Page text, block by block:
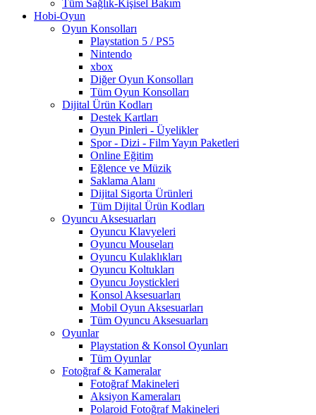
Tüm Sağlık-Kişisel Bakım
Hobi-Oyun
Oyun Konsolları
Playstation 5 / PS5
Nintendo
xbox
Diğer Oyun Konsolları
Tüm Oyun Konsolları
Dijital Ürün Kodları
Destek Kartları
Oyun Pinleri - Üyelikler
Spor - Dizi - Film Yayın Paketleri
Online Eğitim
Eğlence ve Müzik
Saklama Alanı
Dijital Sigorta Ürünleri
Tüm Dijital Ürün Kodları
Oyuncu Aksesuarları
Oyuncu Klavyeleri
Oyuncu Mouseları
Oyuncu Kulaklıkları
Oyuncu Koltukları
Oyuncu Joystickleri
Konsol Aksesuarları
Mobil Oyun Aksesuarları
Tüm Oyuncu Aksesuarları
Oyunlar
Playstation & Konsol Oyunları
Tüm Oyunlar
Fotoğraf & Kameralar
Fotoğraf Makineleri
Aksiyon Kameraları
Polaroid Fotoğraf Makineleri